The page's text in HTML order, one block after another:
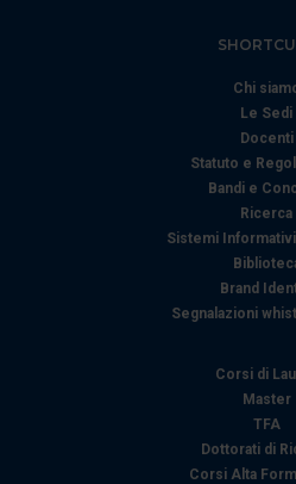
Chi
Le Sedi
Docenti
Statuto e
Bandi e
Ricerca
Sistemi
Brand
Segnalazioni
Corsi di
Master
TFA
Dottorati di
Corsi Alta